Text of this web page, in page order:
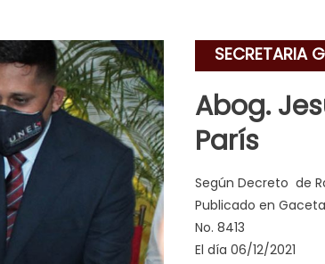
SECRETARIA
Abog.
París
Según Decreto de
Publicado en
No. 8413
El día 06/12/2021